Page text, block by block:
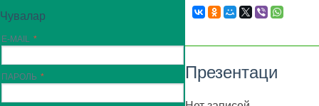
Чувалар
E-MAIL
ПАРОЛЬ Презентаци